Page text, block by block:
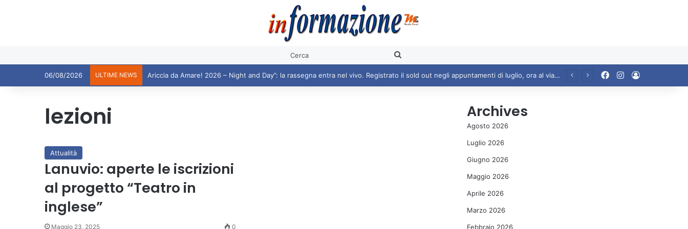
06/08/2026 ULTIME NEWS Ariccia da Amare! 2026 – Night and Day”: la rassegna entra nel vivo. Registrato il sold out negli appuntamenti di luglio, ora al via la programmazione fino a novembre FacebookInstagram
lezioni
Attualità
Lanuvio: aperte le iscrizioni
al progetto “Teatro in
inglese”
Maggio 23, 2025 0
Archives
Agosto 2026
Luglio 2026
Giugno 2026
Maggio 2026
Aprile 2026
Marzo 2026
Febbraio 2026